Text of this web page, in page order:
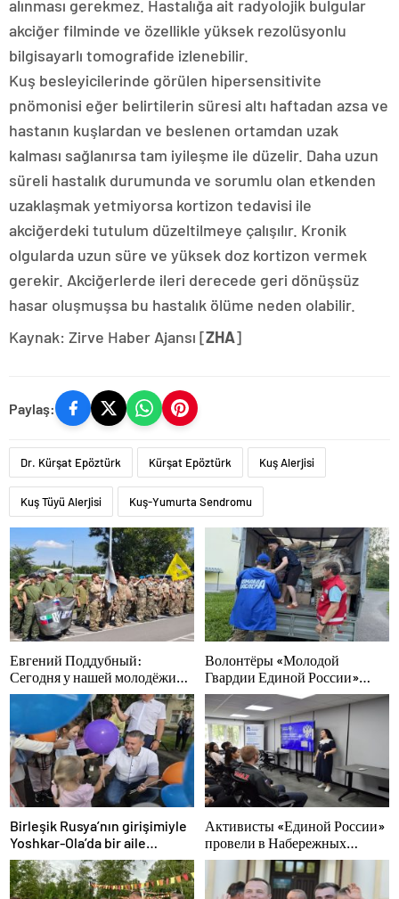
alınması gerekmez. Hastalığa ait radyolojik bulgular
akciğer filminde ve özellikle yüksek rezolüsyonlu
bilgisayarlı tomografide izlenebilir.
Kuş besleyicilerinde görülen hipersensitivite
pnömonisi eğer belirtilerin süresi altı haftadan azsa ve
hastanın kuşlardan ve beslenen ortamdan uzak
kalması sağlanırsa tam iyileşme ile düzelir. Daha uzun
süreli hastalık durumunda ve sorumlu olan etkenden
uzaklaşmak yetmiyorsa kortizon tedavisi ile
akciğerdeki tutulum düzeltilmeye çalışılır. Kronik
olgularda uzun süre ve yüksek doz kortizon vermek
gerekir. Akciğerlerde ileri derecede geri dönüşsüz
hasar oluşmuşsa bu hastalık ölüme neden olabilir.
Kaynak: Zirve Haber Ajansı [ZHA]
Paylaş:
Dr. Kürşat Epöztürk Kürşat Epöztürk Kuş Alerjisi
Kuş Tüyü Alerjisi Kuş-Yumurta Sendromu
Евгений Поддубный:
Сегодня у нашей молодёжи
куётся характер победителей
Волонтёры «Молодой
Гвардии Единой России»
ликвидируют последствия
паводков на Урале и Дальнем
Востоке
Birleşik Rusya’nın girişimiyle
Yoshkar-Ola’da bir aile
festivali düzenlendi
Активисты «Единой России»
провели в Набережных
Челнах просветительские
мероприятия для молодых
специалистов КАМАЗа